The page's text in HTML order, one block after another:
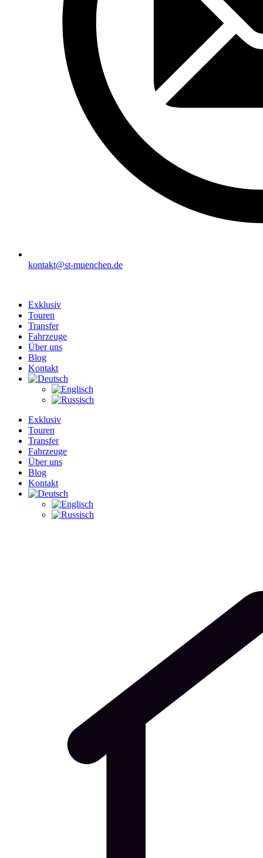
kontakt@st-muenchen.de
Exklusiv
Touren
Transfer
Fahrzeuge
Über uns
Blog
Kontakt
Exklusiv
Touren
Transfer
Fahrzeuge
Über uns
Blog
Kontakt